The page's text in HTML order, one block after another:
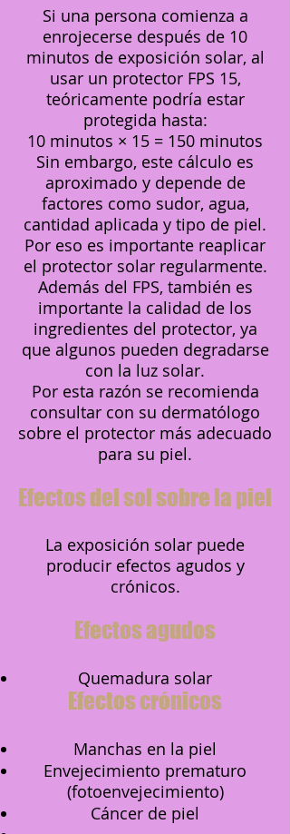
Si una persona comienza a
enrojecerse después de 10
minutos de exposición solar, al
usar un protector FPS 15,
teóricamente podría estar
protegida hasta:
10 minutos × 15 = 150 minutos
Sin embargo, este cálculo es
aproximado y depende de
factores como sudor, agua,
cantidad aplicada y tipo de piel.
Por eso es importante reaplicar
el protector solar regularmente.
Además del FPS, también es
importante la calidad de los
ingredientes del protector, ya
que algunos pueden degradarse
con la luz solar.
Por esta razón se recomienda
consultar con su dermatólogo
sobre el protector más adecuado
para su piel.
Efectos del sol sobre la piel
La exposición solar puede
producir efectos agudos y
crónicos.
Efectos agudos
Quemadura solar
Efectos crónicos
Manchas en la piel
Envejecimiento prematuro
(fotoenvejecimiento)
Cáncer de piel